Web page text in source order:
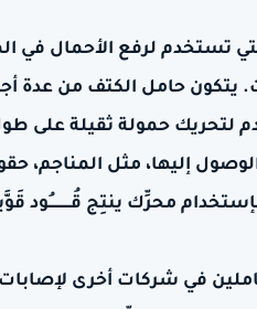
تستخدم لرفع الأحمال في
يتكون حامل الكتف من عدة
لتحريك حمولة ثقيلة على
إليها، مثل المناجم،
في شركات أخرى